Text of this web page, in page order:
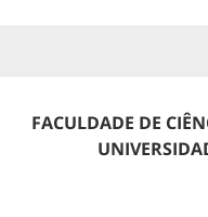
FACULDADE DE